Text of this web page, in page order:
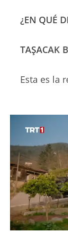
¿EN QUÉ
TAŞACAK
Esta es la